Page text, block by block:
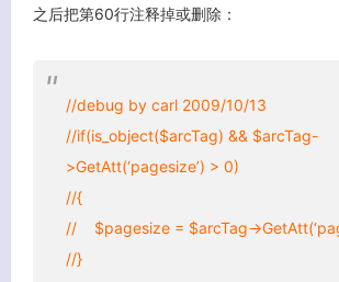
之后把第60行注释掉或删除：
//debug by carl 2009/10/13
//if(is_object($arcTag) && $arcTag-
>GetAtt(‘pagesize’) > 0)
//{
// $pagesize = $arcTag-
//}